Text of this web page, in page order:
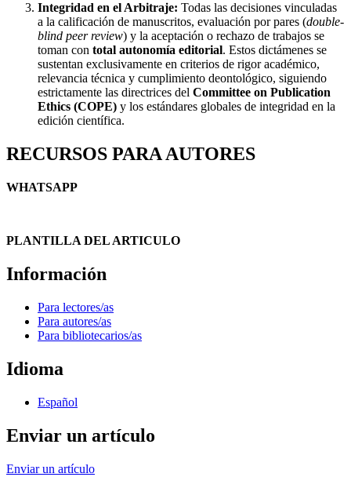
Integridad en el Arbitraje: Todas las decisiones vinculadas
a la calificación de manuscritos, evaluación por pares (double-
blind peer review) y la aceptación o rechazo de trabajos se
toman con total autonomía editorial. Estos dictámenes se
sustentan exclusivamente en criterios de rigor académico,
relevancia técnica y cumplimiento deontológico, siguiendo
estrictamente las directrices del Committee on Publication
Ethics (COPE) y los estándares globales de integridad en la
edición científica.
RECURSOS PARA AUTORES
WHATSAPP
PLANTILLA DEL ARTICULO
Información
Para lectores/as
Para autores/as
Para bibliotecarios/as
Idioma
Español
Enviar un artículo
Enviar un artículo